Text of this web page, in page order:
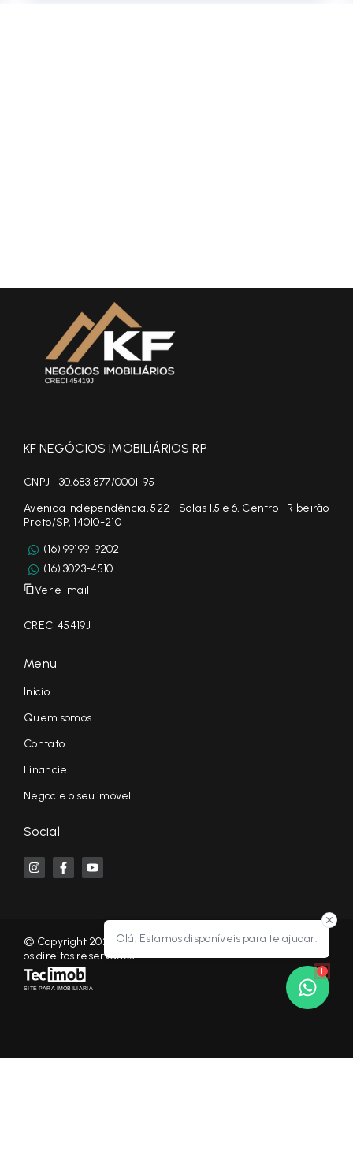
Olá! Estamos disponíveis para te ajudar.
1
KF NEGÓCIOS IMOBILIÁRIOS RP
CNPJ - 30.683.877/0001-95
Avenida Independência, 522 - Salas 1,5 e 6, Centro - Ribeirão
Preto/SP, 14010-210
(16) 99199-9202
(16) 3023-4510
Ver e-mail
CRECI 45419J
Menu
Início
Quem somos
Contato
Financie
Negocie o seu imóvel
Social
© Copyright 2026 - KF NEGÓCIOS IMOBILIÁRIOS RP - Todos
os direitos reservados
SITE PARA IMOBILIARIA